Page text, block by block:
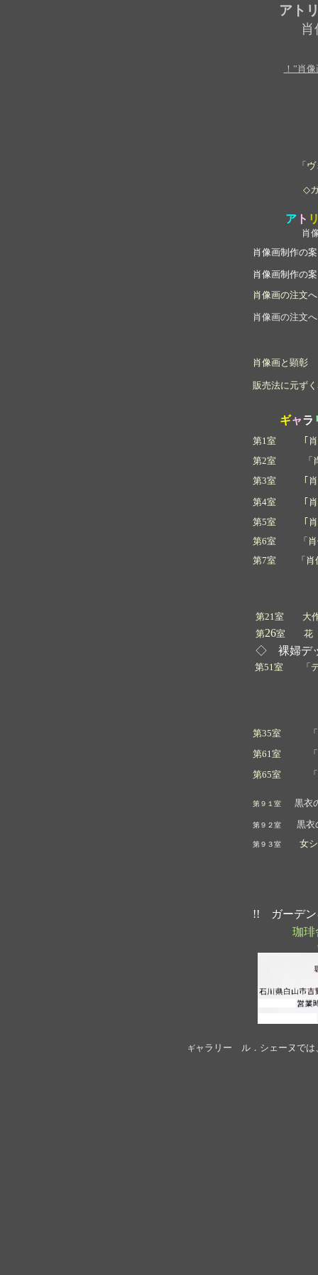
アト
！”肖
「
◇
ア ト
肖
肖像画制作の
肖像画制作の
肖像画の注文
肖像画の注文へ
肖像画と顕彰
販売法に元ず
ギャラ
第1室 ｢肖
第2室 「肖
第3室 ｢肖
第4室 ｢肖
第5室 ｢肖
第6室
「
第7室 「肖
第21室 大
第26室 花
◇ 裸婦デ
第51室 「デ
第35室 「
第61室 「暁
第65室 「林
第９１室 黒衣
第９２室 黒衣
第９３室 女
!! ガーデン
珈
ギャラリー ル．シェーヌでは